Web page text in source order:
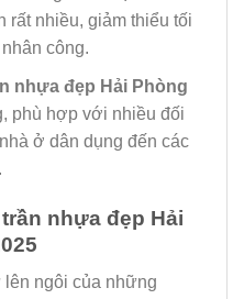
rất nhiều, giảm thiểu tối
công.
nhựa đẹp Hải Phòng
phù hợp với nhiều đối
ở dân dụng đến các
nhựa đẹp Hải
ngôi của những